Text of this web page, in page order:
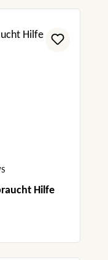
Hilfe